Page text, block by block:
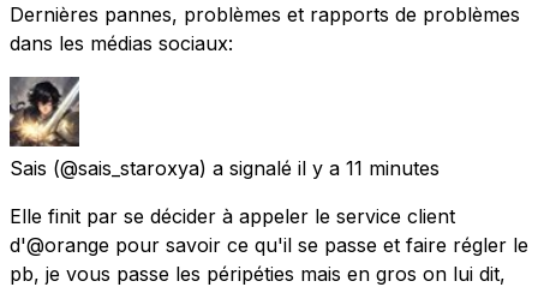
Dernières pannes, problèmes et rapports de problèmes
dans les médias sociaux:
Sais (@sais_staroxya) a signalé il y a 11 minutes
Elle finit par se décider à appeler le service client
d'@orange pour savoir ce qu'il se passe et faire régler le
pb, je vous passe les péripéties mais en gros on lui dit,